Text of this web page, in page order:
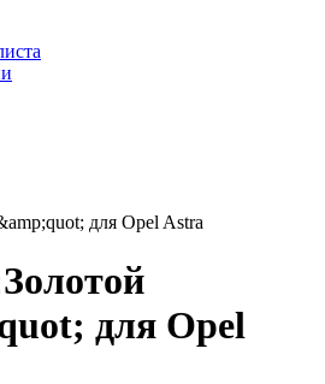
для Opel Astra
для Opel